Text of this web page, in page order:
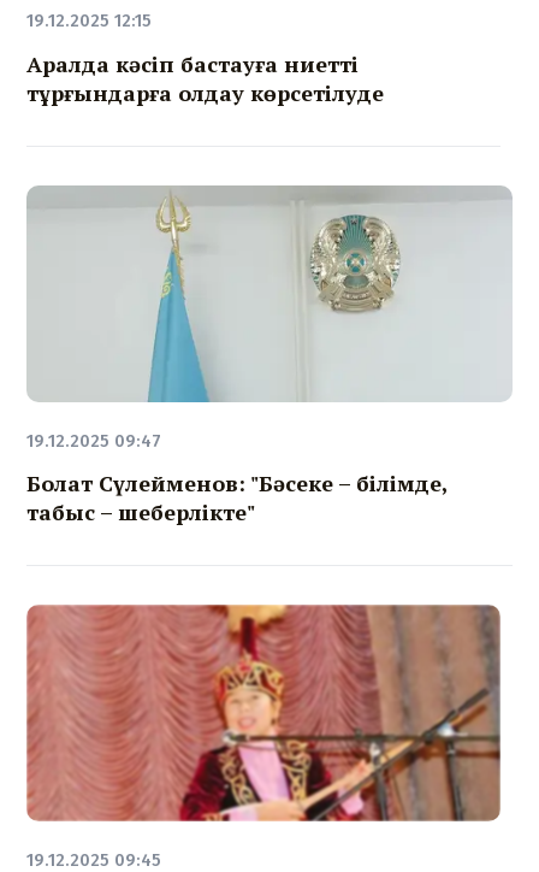
19.12.2025 12:15
Аралда кәсіп бастауға ниетті
тұрғындарға қолдау көрсетілуде
19.12.2025 09:47
Болат Сүлейменов: "Бәсеке – білімде,
табыс – шеберлікте"
19.12.2025 09:45